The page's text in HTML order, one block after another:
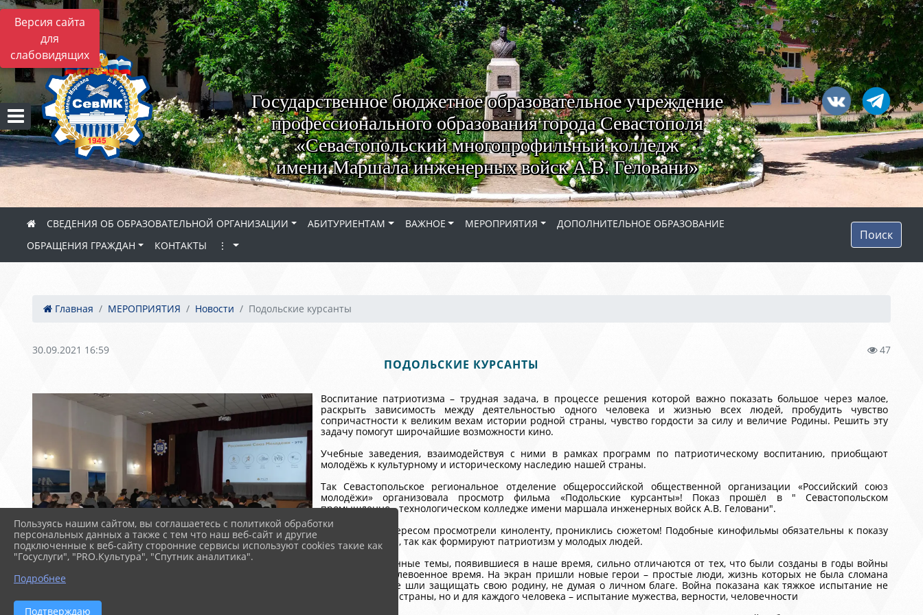
Версия сайта
для
слабовидящих
Государственное бюджетное образовательное учреждение
профессионального образования города Севастополя
«Севастопольский многопрофильный колледж
имени Маршала инженерных войск А.В. Геловани»
СВЕДЕНИЯ ОБ ОБРАЗОВАТЕЛЬНОЙ ОРГАНИЗАЦИИ АБИТУРИЕНТАМ ВАЖНОЕ МЕРОПРИЯТИЯ
ДОПОЛНИТЕЛЬНОЕ ОБРАЗОВАНИЕ
ОБРАЩЕНИЯ ГРАЖДАН
КОНТАКТЫ ⋮
Поиск
Главная МЕРОПРИЯТИЯ Новости Подольские курсанты
30.09.2021 16:59 47
ПОДОЛЬСКИЕ КУРСАНТЫ
Воспитание патриотизма – трудная задача, в процессе решения которой важно показать большое через малое,
раскрыть зависимость между деятельностью одного человека и жизнью всех людей, пробудить чувство
сопричастности к великим вехам истории родной страны, чувство гордости за силу и величие Родины. Решить эту
задачу помогут широчайшие возможности кино.
Учебные заведения, взаимодействуя с ними в рамках программ по патриотическому воспитанию, приобщают
молодёжь к культурному и историческому наследию нашей страны.
Так Севастопольское региональное отделение общероссийской общественной организации «Российский союз
молодёжи» организовала просмотр фильма «Подольские курсанты»! Показ прошёл в " Севастопольском
промышленно - технологическом колледже имени маршала инженерных войск А.В. Геловани".
Студенты с интересом просмотрели киноленту, прониклись сюжетом! Подобные кинофильмы обязательны к показу
среди молодежи, так как формируют патриотизм у молодых людей.
Фильмы на военные темы, появившиеся в наше время, сильно отличаются от тех, что были созданы в годы войны
или первое послевоенное время. На экран пришли новые герои – простые люди, жизнь которых не была сломана
войной, которые шли защищать свою родину, не думая о личном благе. Война показана как тяжкое испытание не
только для всей страны, но и для каждого человека – испытание мужества, верности, человечности
Пользуясь нашим сайтом, вы соглашаетесь с политикой обработки
персональных данных а также с тем что наш веб-сайт и другие
подключенные к веб-сайту сторонние сервисы используют cookies такие как
"Госуслуги", "PRO.Культура", "Спутник аналитика".
Подробнее
Подтверждаю